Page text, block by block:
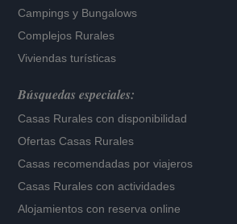
Campings y Bungalows
Complejos Rurales
Viviendas turísticas
Búsquedas especiales:
Casas Rurales con disponibilidad
Ofertas Casas Rurales
Casas recomendadas por viajeros
Casas Rurales con actividades
Alojamientos con reserva online